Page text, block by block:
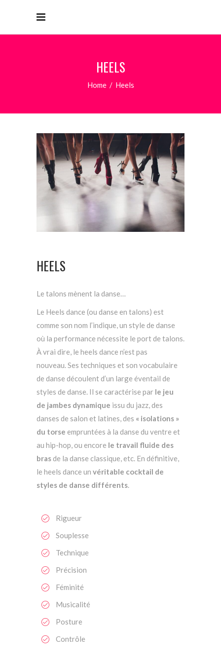
HEELS
Home/ Heels
HEELS
Le talons mènent la danse…
Le Heels dance (ou danse en talons) est
comme son nom l’indique, un style de danse
où la performance nécessite le port de talons.
À vrai dire, le heels dance n’est pas
nouveau. Ses techniques et son vocabulaire
de danse découlent d’un large éventail de
styles de danse. Il se caractérise par le jeu
de jambes dynamique issu du jazz, des
danses de salon et latines, des « isolations »
du torse empruntées à la danse du ventre et
au hip-hop, ou encore le travail fluide des
brasde la danse classique, etc. En définitive,
le heels dance un véritable cocktail de
styles de danse différents.
Rigueur
Souplesse
Technique
Précision
Féminité
Musicalité
Posture
Contrôle